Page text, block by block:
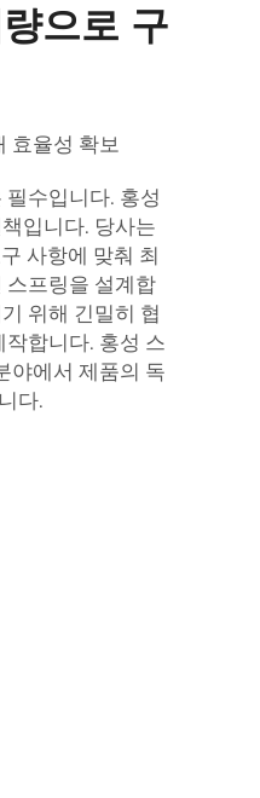
으로 구
효율성 확보
수입니다. 홍성
입니다. 당사는
사항에 맞춰 최
스프링을 설계합
위해 긴밀히 협
합니다. 홍성 스
야에서 제품의 독
다.